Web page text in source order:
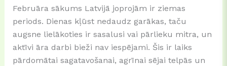
Februāra sākums Latvijā joprojām ir ziemas
periods. Dienas kļūst nedaudz garākas, taču
augsne lielākoties ir sasalusi vai pārlieku mitra, un
aktīvi āra darbi bieži nav iespējami. Šis ir laiks
pārdomātai sagatavošanai, agrīnai sējai telpās un